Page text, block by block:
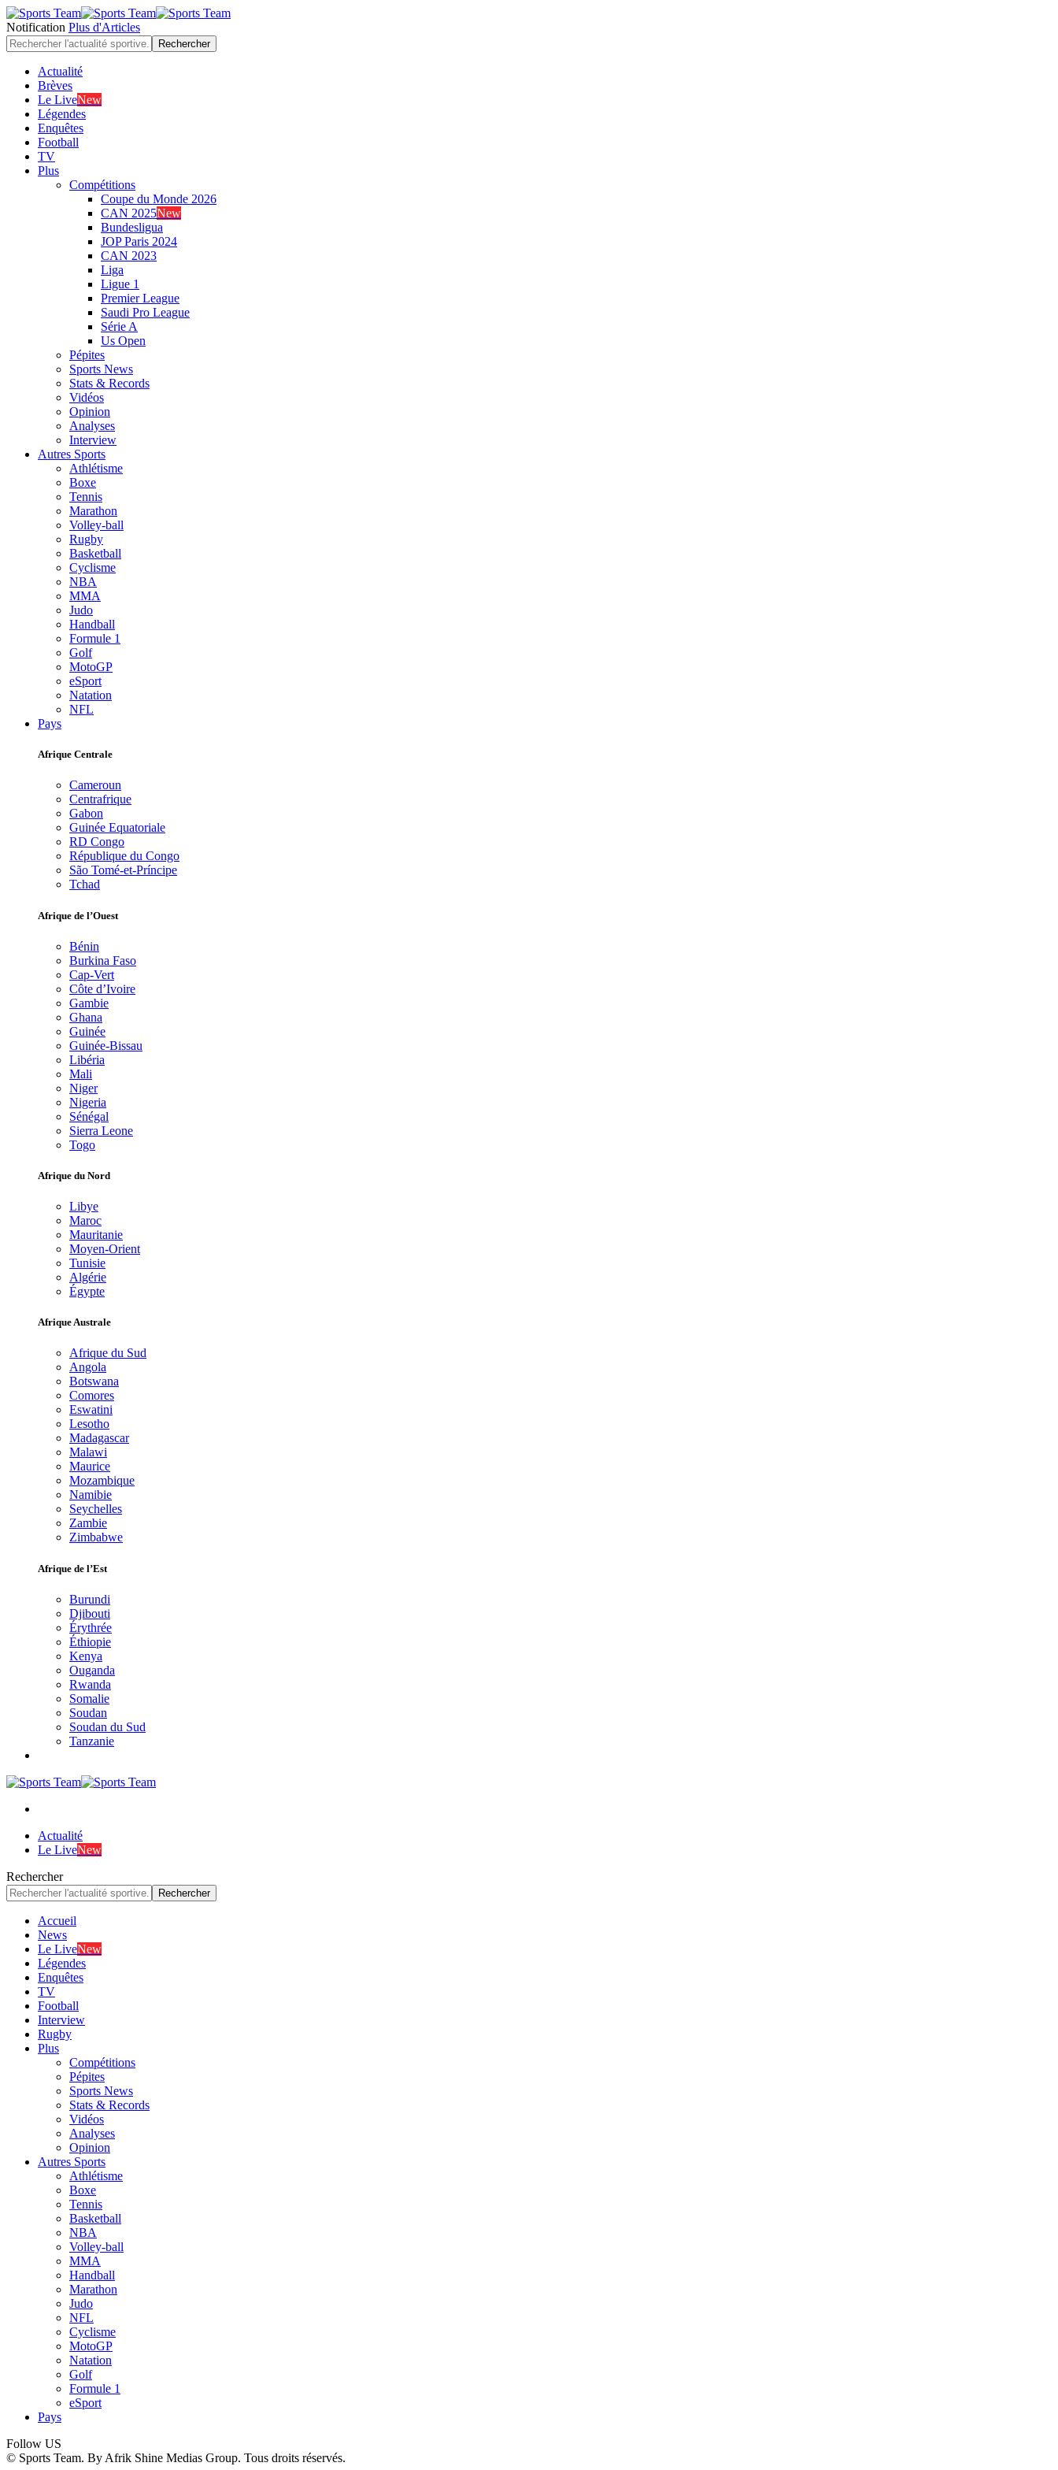
Notification Plus d'Articles
Actualité
Brèves
Le LiveNew
Légendes
Enquêtes
Football
TV
Plus
Compétitions
Coupe du Monde 2026
CAN 2025New
Bundesligua
JOP Paris 2024
CAN 2023
Liga
Ligue 1
Premier League
Saudi Pro League
Série A
Us Open
Pépites
Sports News
Stats & Records
Vidéos
Opinion
Analyses
Interview
Autres Sports
Athlétisme
Boxe
Tennis
Marathon
Volley-ball
Rugby
Basketball
Cyclisme
NBA
MMA
Judo
Handball
Formule 1
Golf
MotoGP
eSport
Natation
NFL
Pays
Afrique Centrale
Cameroun
Centrafrique
Gabon
Guinée Equatoriale
RD Congo
République du Congo
São Tomé-et-Príncipe
Tchad
Afrique de l’Ouest
Bénin
Burkina Faso
Cap-Vert
Côte d’Ivoire
Gambie
Ghana
Guinée
Guinée-Bissau
Libéria
Mali
Niger
Nigeria
Sénégal
Sierra Leone
Togo
Afrique du Nord
Libye
Maroc
Mauritanie
Moyen-Orient
Tunisie
Algérie
Égypte
Afrique Australe
Afrique du Sud
Angola
Botswana
Comores
Eswatini
Lesotho
Madagascar
Malawi
Maurice
Mozambique
Namibie
Seychelles
Zambie
Zimbabwe
Afrique de l’Est
Burundi
Djibouti
Érythrée
Éthiopie
Kenya
Ouganda
Rwanda
Somalie
Soudan
Soudan du Sud
Tanzanie
Actualité
Le LiveNew
Rechercher
Accueil
News
Le LiveNew
Légendes
Enquêtes
TV
Football
Interview
Rugby
Plus
Compétitions
Pépites
Sports News
Stats & Records
Vidéos
Analyses
Opinion
Autres Sports
Athlétisme
Boxe
Tennis
Basketball
NBA
Volley-ball
MMA
Handball
Marathon
Judo
NFL
Cyclisme
MotoGP
Natation
Golf
Formule 1
eSport
Pays
Follow US
© Sports Team. By Afrik Shine Medias Group. Tous droits réservés.